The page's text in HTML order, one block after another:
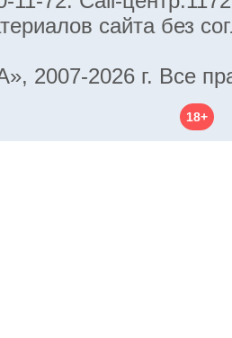
сайта без
2007-2026 г. Все
18+